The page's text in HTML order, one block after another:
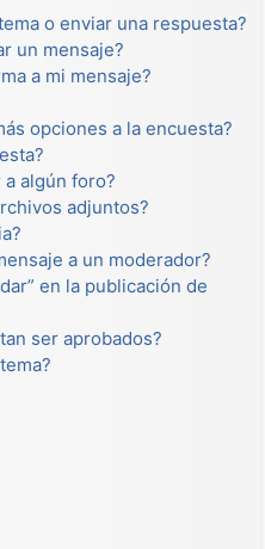
o enviar una respuesta?
un mensaje?
a mi mensaje?
opciones a la encuesta?
algún foro?
adjuntos?
a un moderador?
en la publicación de
ser aprobados?